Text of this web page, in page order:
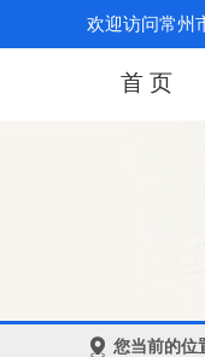
欢迎访问常州
首 页
您当前的位